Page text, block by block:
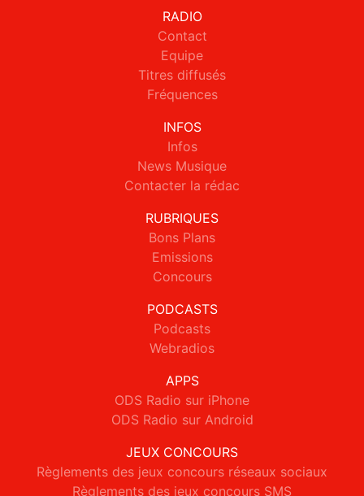
RADIO
Contact
Equipe
Titres diffusés
Fréquences
INFOS
Infos
News Musique
Contacter la rédac
RUBRIQUES
Bons Plans
Emissions
Concours
PODCASTS
Podcasts
Webradios
APPS
ODS Radio sur iPhone
ODS Radio sur Android
JEUX CONCOURS
Règlements des jeux concours réseaux sociaux
Règlements des jeux concours SMS